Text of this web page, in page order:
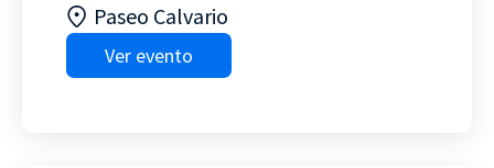
Paseo Calvario
Ver evento